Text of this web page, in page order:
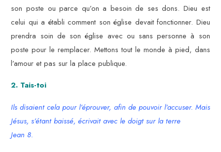
son poste ou parce qu’on a besoin de ses dons. Dieu est
celui qui a établi comment son église devait fonctionner. Dieu
prendra soin de son église avec ou sans personne à son
poste pour le remplacer. Mettons tout le monde à pied, dans
l’amour et pas sur la place publique.
2. Tais-toi
Ils disaient cela pour l’éprouver, afin de pouvoir l’accuser. Mais
Jésus, s’étant baissé, écrivait avec le doigt sur la terre
Jean 8.